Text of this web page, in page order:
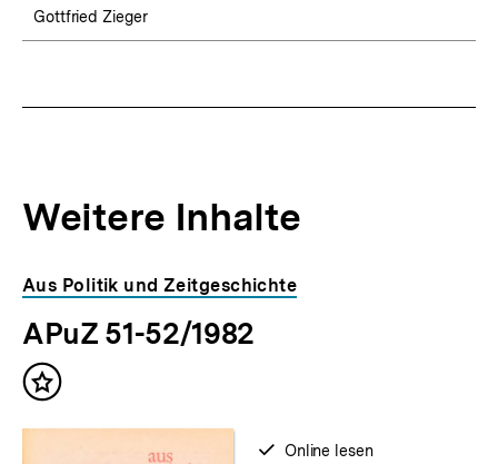
Gottfried Zieger
Weitere Inhalte
Inhaltskarousell
für
weitere
Inhalte
Inhaltskarussell
überspringen
Aus Politik und Zeitgeschichte
APuZ 51-52/1982
Inhalt
verfügbar
Online lesen